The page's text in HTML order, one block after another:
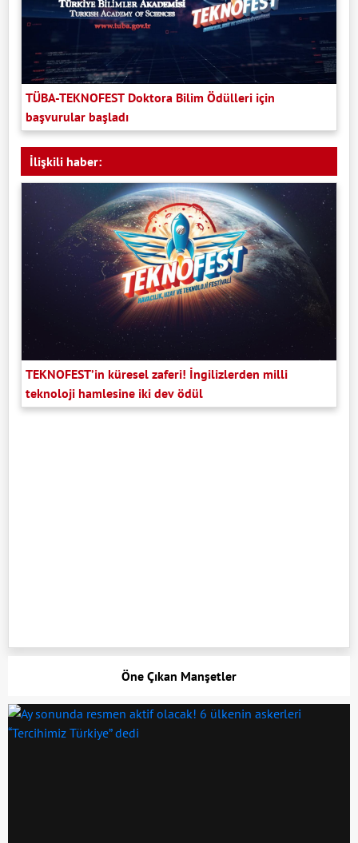
TÜBA-TEKNOFEST Doktora Bilim Ödülleri için
başvurular başladı
İlişkili haber:
TEKNOFEST’in küresel zaferi! İngilizlerden milli
teknoloji hamlesine iki dev ödül
Öne Çıkan Manşetler